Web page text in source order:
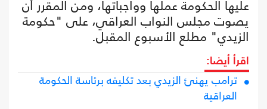
عليها الحكومة عملها وواجباتها، ومن المقرر أن
يصوت مجلس النواب العراقي، على "حكومة
الزيدي" مطلع الأسبوع المقبل.
اقرأ أيضا:
ترامب يهنئ الزيدي بعد تكليفه برئاسة الحكومة
العراقية